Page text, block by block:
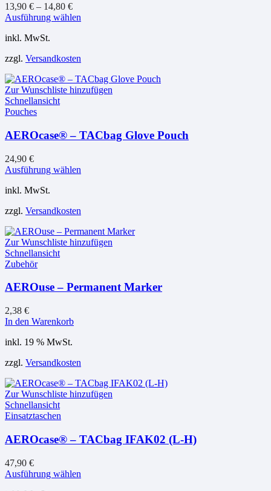
13,90 € – 14,80 €
Ausführung wählen
Varianten
Die
Optionen
Produktseite
inkl. MwSt.
zzgl. Versandkosten
Zur Wunschliste hinzufügen
Schnellansicht
Pouches
AEROcase® – TACbag Glove Pouch
24,90 €
Ausführung wählen
Varianten
Die
Optionen
Produktseite
inkl. MwSt.
zzgl. Versandkosten
Zur Wunschliste hinzufügen
Schnellansicht
Zubehör
AEROuse – Permanent Marker
2,38 €
In den Warenkorb
inkl. 19 % MwSt.
zzgl. Versandkosten
Zur Wunschliste hinzufügen
Schnellansicht
Einsatztaschen
AEROcase® – TACbag IFAK02 (L-H)
47,90 €
Ausführung wählen